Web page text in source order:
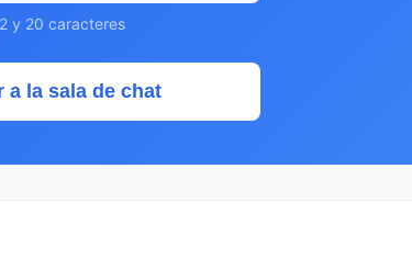
y 20 caracteres
a la sala de chat